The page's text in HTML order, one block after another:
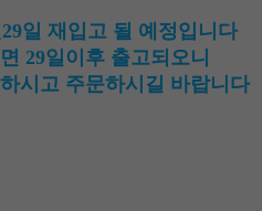
일 재입고 될 예정입니다
일이후 출고되오니
고 주문하시길 바랍니다